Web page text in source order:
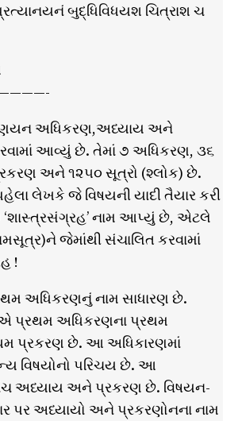
બુદ્ધિવિધયશ ચિત્રાશ ચ
અધિકરણ,અધ્યાય અને
આવ્યું છે. તેમાં ૭ અધિકરણ, ૩૬
અને ૧૨૫૦ સૂત્રો (શ્લોક) છે.
લેખકે જે વિષયની યાદી તૈયાર કરી
નામ આપ્યું છે, એટલે
જેમાંથી સંચાલિત કરવામાં
!
અધિકરણનું નામ સાધારણ છે.
પ્રથમ અધિકરણના પ્રથમ
પ્રકરણ છે. આ અધિકારણમાં
વિષયોનો પરિચય છે. આ
અધ્યાય અને પ્રકરણ છે. વિષયન-
પર અધ્યાયો અને પ્રકરણોનના નામ